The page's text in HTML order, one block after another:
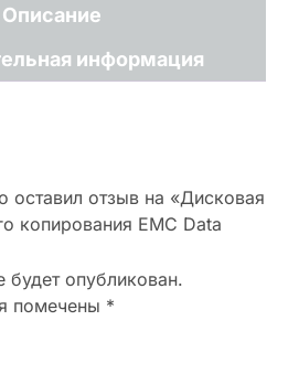
Описание
информация
оставил отзыв на «Дисковая
копирования EMC Data
опубликован.
помечены *